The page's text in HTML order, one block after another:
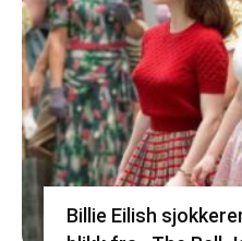
Billie Eilish